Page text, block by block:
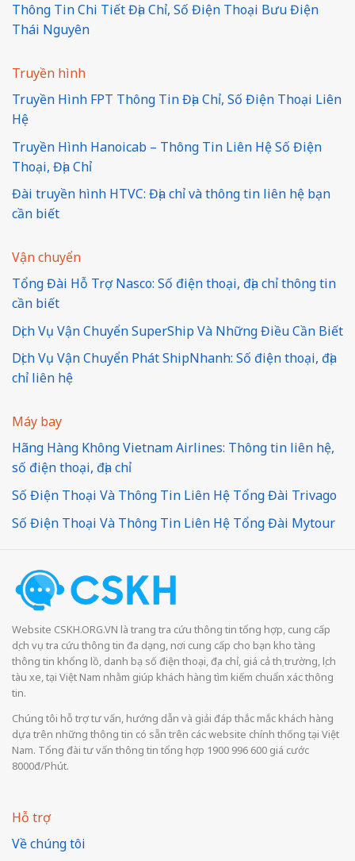
Thông Tin Chi Tiết Địa Chỉ, Số Điện Thoại Bưu Điện
Thái Nguyên
Truyền hình
Truyền Hình FPT Thông Tin Địa Chỉ, Số Điện Thoại Liên
Hệ
Truyền Hình Hanoicab – Thông Tin Liên Hệ Số Điện
Thoại, Địa Chỉ
Đài truyền hình HTVC: Địa chỉ và thông tin liên hệ bạn
cần biết
Vận chuyển
Tổng Đài Hỗ Trợ Nasco: Số điện thoại, địa chỉ thông tin
cần biết
Dịch Vụ Vận Chuyển SuperShip Và Những Điều Cần Biết
Dịch Vụ Vận Chuyển Phát ShipNhanh: Số điện thoại, địa
chỉ liên hệ
Máy bay
Hãng Hàng Không Vietnam Airlines: Thông tin liên hệ,
số điện thoại, địa chỉ
Số Điện Thoại Và Thông Tin Liên Hệ Tổng Đài Trivago
Số Điện Thoại Và Thông Tin Liên Hệ Tổng Đài Mytour
Website CSKH.ORG.VN là trang tra cứu thông tin tổng hợp, cung cấp
dịch vụ tra cứu thông tin đa dạng, nơi cung cấp cho bạn kho tàng
thông tin khổng lồ, danh bạ số điện thoại, địa chỉ, giá cả thị trường, lịch
tàu xe, tại Việt Nam nhằm giúp khách hàng tìm kiếm chuẩn xác thông
tin.
Chúng tôi hỗ trợ tư vấn, hướng dẫn và giải đáp thắc mắc khách hàng
dựa trên những thông tin có sẵn trên các website chính thống tại Việt
Nam. Tổng đài tư vấn thông tin tổng hợp 1900 996 600 giá cước
8000đ/Phút.
Hỗ trợ
Về chúng tôi